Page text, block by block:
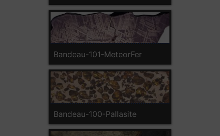
Bandeau-101-MeteorFer
Bandeau-100-Pallasite